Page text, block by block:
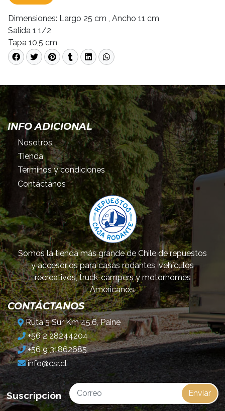
Dimensiones: Largo 25 cm , Ancho 11 cm
Salida 1 1/2
Tapa 10,5 cm
INFO ADICIONAL
Nosotros
Tienda
Términos y condiciones
Contáctanos
Somos la tienda más grande de Chile de repuestos
y accesorios para casas rodantes, vehículos
recreativos, truck-campers y motorhomes
Americanos.
CONTÁCTANOS
Ruta 5 Sur Km 45.6, Paine
+56 2 28244204
+56 9 31862685
info@csr.cl
Suscripción Enviar